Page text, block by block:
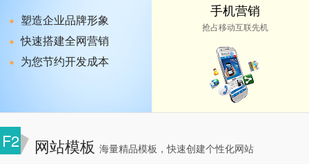
塑造企业品牌形象
快速搭建全网营销
为您节约开发成本
手机营销
抢占移动互联先机
F2 网站模板 海量精品模板，快速创建个性化网站